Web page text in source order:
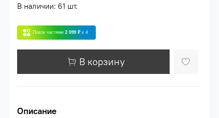
В наличии: 61 шт.
Плати частями 2 099 ₽ x 4
В корзину
Описание